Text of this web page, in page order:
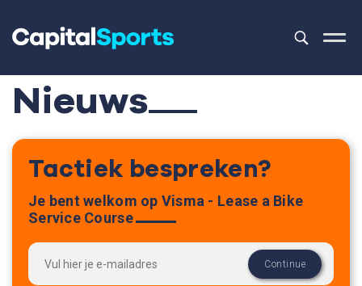
Dit is een
Er zijn
Nieuws
Tactiek bespreken?
Je bent welkom op Visma - Lease a Bike
Service Course